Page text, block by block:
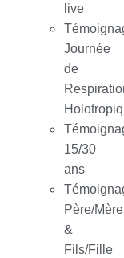
live
Journée
de
15/30
ans
Père/Mère
&
Fils/Fille